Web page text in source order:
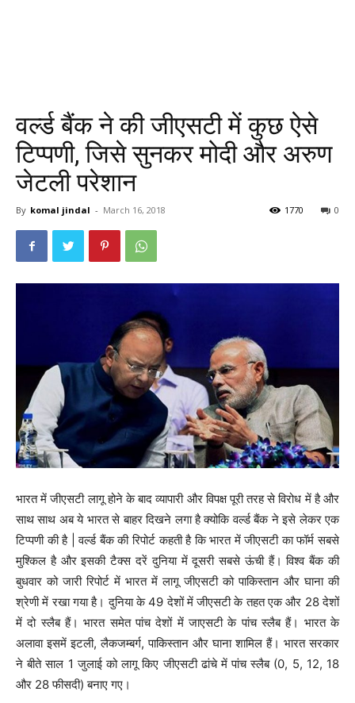
वर्ल्ड बैंक ने की जीएसटी में कुछ ऐसे
टिप्पणी, जिसे सुनकर मोदी और अरुण
जेटली परेशान
By komal jindal - March 16, 2018 0
1770
भारत में जीएसटी लागू होने के बाद व्यापारी और विपक्ष पूरी तरह से विरोध में है और
साथ साथ अब ये भारत से बाहर दिखने लगा है क्योकि वर्ल्ड बैंक ने इसे लेकर एक
टिप्पणी की है | वर्ल्ड बैंक की रिपोर्ट कहती है कि भारत में जीएसटी का फॉर्म सबसे
मुश्किल है और इसकी टैक्स दरें दुनिया में दूसरी सबसे ऊंची हैं। विश्व बैंक की
बुधवार को जारी रिपोर्ट में भारत में लागू जीएसटी को पाकिस्तान और घाना की
श्रेणी में रखा गया है। दुनिया के 49 देशों में जीएसटी के तहत एक और 28 देशों
में दो स्लैब हैं। भारत समेत पांच देशों में जाएसटी के पांच स्लैब हैं। भारत के
अलावा इसमें इटली, लैकजम्बर्ग, पाकिस्तान और घाना शामिल हैं। भारत सरकार
ने बीते साल 1 जुलाई को लागू किए जीएसटी ढांचे में पांच स्लैब (0, 5, 12, 18
और 28 फीसदी) बनाए गए।